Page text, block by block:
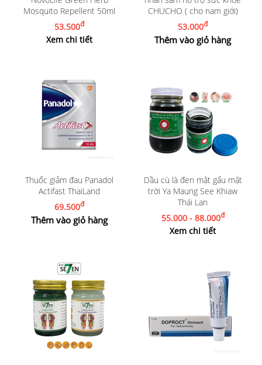
Mosquito Repellent 50ml
53.500đ
Xem chi tiết
CHUCHO ( cho nam giới)
53.000đ
Thêm vào giỏ hàng
Thuốc giảm đau Panadol
Actifast ThaiLand
69.500đ
Thêm vào giỏ hàng
Dầu cù là đen mật gấu mặt
trời Ya Maung See Khiaw
Thái Lan
55.000 - 88.000đ
Xem chi tiết